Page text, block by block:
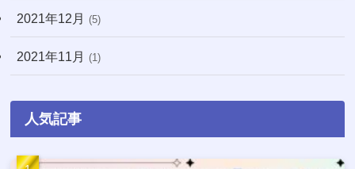
2021年12月 (5)
2021年11月 (1)
人気記事